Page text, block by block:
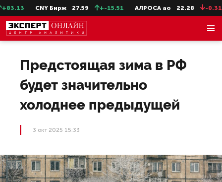
CNY Бирж 27.59 +-15.51 АЛРОСА ао 22.28 -0.31
Предстоящая зима в РФ
будет значительно
холоднее предыдущей
3 окт 2025 15:33